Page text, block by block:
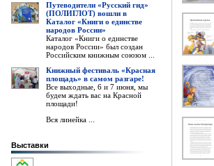
Путеводители «Русский гид»
(ПОЛИГЛОТ) вошли в
Каталог «Книги о единстве
народов России»
Каталог «Книги о единстве
народов России» был создан
Российским книжным союзом ...
Книжный фестиваль «Красная
площадь» в самом разгаре!
Все выходные, 6 и 7 июня, мы
будем ждать вас на Красной
площади!
Вся линейка ...
Выставки